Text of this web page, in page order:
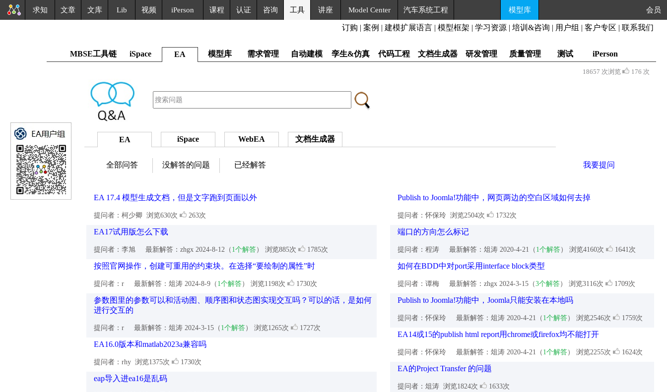
求知 文章 文库 Lib 视频 iPerson 课程 认证 咨询 工具 讲座 Model Center 汽车系统工程 模型库 会员
订购 | 案例 | 建模扩展语言 | 模型框架 | 学习资源 | 培训&咨询 | 用户组 | 客户专区 | 联系我们
MBSE工具链 iSpace EA 模型库 需求管理 自动建模 孪生&仿真 代码工程 文档生成器 研发管理 质量管理 测试 iPerson
18657 次浏览 176 次
EA iSpace WebEA 文档生成器
全部问答 没解答的问题 已经解答 我要提问
EA 17.4 模型生成文档，但是文字跑到页面以外
提问者：柯少卿 浏览630次 263次
EA17试用版怎么下载
提问者：李旭 最新解答：zhgx 2024-8-12（ 1个解答） 浏览885次 1785次
按照官网操作，创建可重用的约束块。在选择“要绘制的属性”时
提问者：r 最新解答：俎涛 2024-8-9（ 1个解答） 浏览1198次 1730次
参数图里的参数可以和活动图、顺序图和状态图实现交互吗？可以的话，是如何
进行交互的
提问者：r 最新解答：俎涛 2024-3-15（ 1个解答） 浏览1265次 1727次
EA16.0版本和matlab2023a兼容吗
提问者：rhy 浏览1375次 1730次
eap导入进ea16是乱码
Publish to Joomla!功能中，网页两边的空白区域如何去掉
提问者：怀保玲 浏览2504次 1732次
端口的方向怎么标记
提问者：程涛 最新解答：俎涛 2020-4-21（ 1个解答） 浏览4160次 1641次
如何在BDD中对port采用interface block类型
提问者：谭梅 最新解答：zhgx 2024-3-15（3个解答） 浏览3116次 1709次
Publish to Joomla!功能中，Joomla只能安装在本地吗
提问者：怀保玲 最新解答：俎涛 2020-4-21（ 1个解答） 浏览2546次 1759次
EA14或15的publish html report用chrome或firefox均不能打开
提问者：怀保玲 最新解答：俎涛 2020-4-21（ 1个解答） 浏览2255次 1624次
EA的Project Transfer 的问题
提问者：俎涛 浏览1824次 1633次